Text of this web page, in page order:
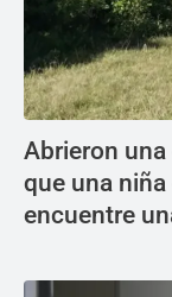
Abrieron
que una
encuentre